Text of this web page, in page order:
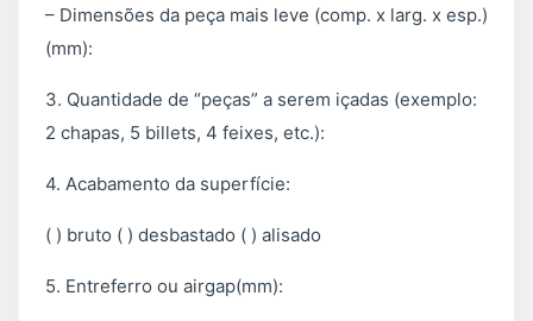
– Dimensões da peça mais leve (comp. x larg. x esp.)
(mm):
3. Quantidade de “peças” a serem içadas (exemplo:
2 chapas, 5 billets, 4 feixes, etc.):
4. Acabamento da superfície:
( ) bruto ( ) desbastado ( ) alisado
5. Entreferro ou airgap(mm):